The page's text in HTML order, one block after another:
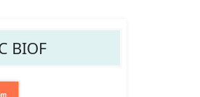
BIOF